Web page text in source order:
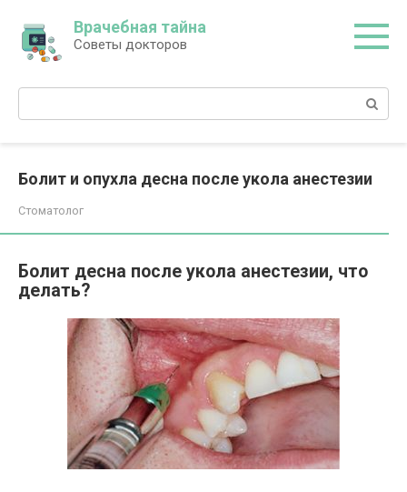
контенту
Врачебная тайна
Советы докторов
Поиск:
Болит и опухла десна после укола анестезии
Стоматолог
Болит десна после укола анестезии, что
делать?